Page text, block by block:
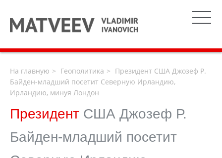
На главную Геополитика
Президент США Джозеф Р.
Байден-младший посетит Северную Ирландию,
Ирландию, минуя Лондон
Президент США Джозеф Р.
Байден-младший посетит